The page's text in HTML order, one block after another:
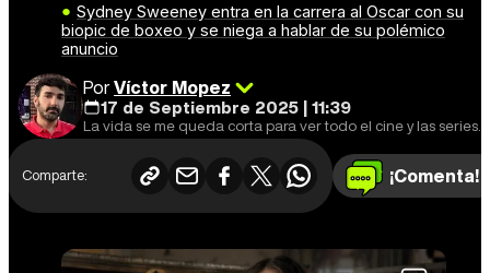
Sydney Sweeney entra en la carrera al Oscar con su
biopic de boxeo y se niega a hablar de su polémico
anuncio
PorVíctor Mopez
17 de Septiembre 2025 | 11:39
La vida se me queda corta para ver todo el cine y las series que me gustaría.
Comparte: ¡Comenta!